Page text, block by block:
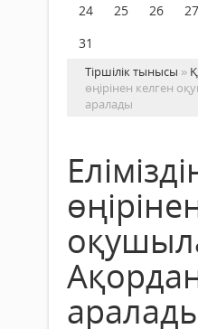
24
25 26 27
31
Тіршілік тынысы »
өңірінен келген
аралады